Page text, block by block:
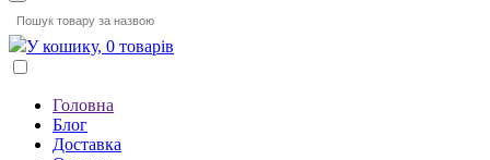
У кошику, 0 товарів
Головна
Блог
Доставка